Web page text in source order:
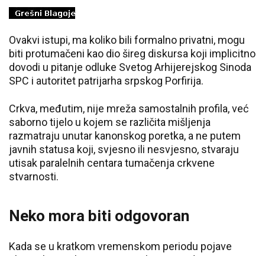
Ovakvi istupi, ma koliko bili formalno privatni, mogu
biti protumačeni kao dio šireg diskursa koji implicitno
dovodi u pitanje odluke Svetog Arhijerejskog Sinoda
SPC i autoritet patrijarha srpskog Porfirija.
Crkva, međutim, nije mreža samostalnih profila, već
saborno tijelo u kojem se različita mišljenja
razmatraju unutar kanonskog poretka, a ne putem
javnih statusa koji, svjesno ili nesvjesno, stvaraju
utisak paralelnih centara tumačenja crkvene
stvarnosti.
Neko mora biti odgovoran
Kada se u kratkom vremenskom periodu pojave